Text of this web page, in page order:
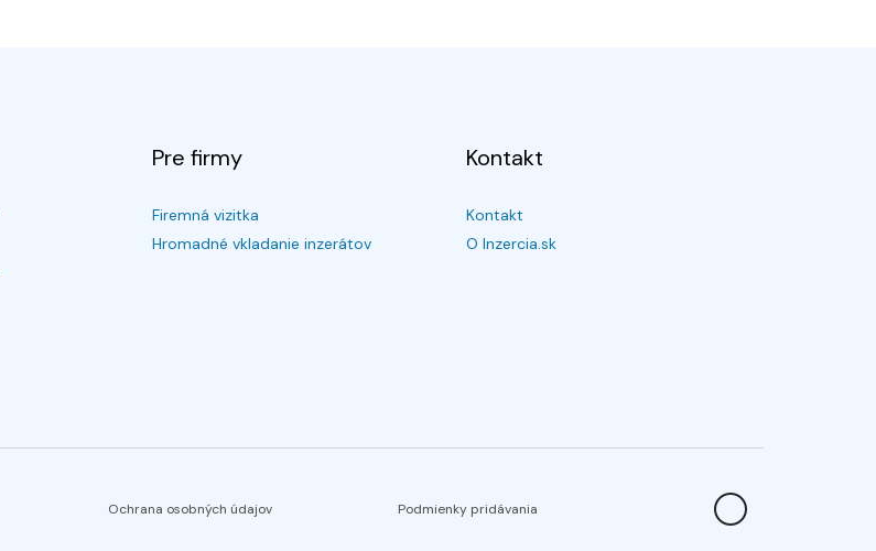
Pre firmy
Firemná vizitka
Hromadné vkladanie inzerátov
Kontakt
Kontakt
O Inzercia.sk
Ochrana osobných údajov Podmienky pridávania